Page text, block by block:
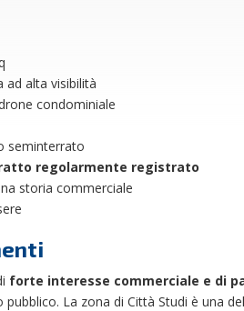
ad alta visibilità
condominiale
seminterrato
regolarmente registrato
storia commerciale
forte interesse commerciale e di
La zona di Città Studi è una